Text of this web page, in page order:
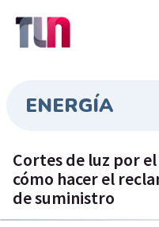
ENERGÍA
Cortes de luz por
cómo hacer el
de suministro